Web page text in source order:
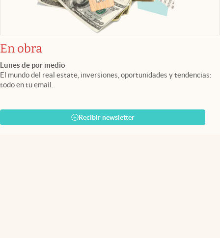
En obra
Lunes de por medio
El mundo del real estate, inversiones, oportunidades y tendencias:
todo en tu email.
Recibir newsletter